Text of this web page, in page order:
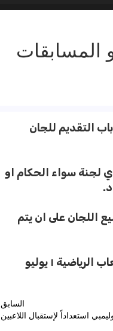
المسابقات
التقديم للجان
لجنة سواء الحكام او
اللجان على ان يتم
يذكر ان وزارة الشباب و الرياضة قد أعلنت عودة اللنشاط التدريبي للالعاب الرياضية ١ يوليو
السابق
استعداداً لإستقبال اللاعبين